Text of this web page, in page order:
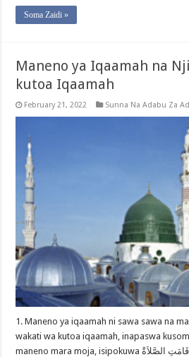
Soma Zaidi »
Maneno ya Iqaamah na
kutoa Iqaamah
February 21, 2022 Sunna Na Adabu Za
1. Maneno ya iqaamah ni sawa sawa na
wakati wa kutoa iqaamah, inapaswa
maneno mara moja, isipokuwa قَدْ قَامَتِ الصَّلاَةْ (Qad Qaamatis